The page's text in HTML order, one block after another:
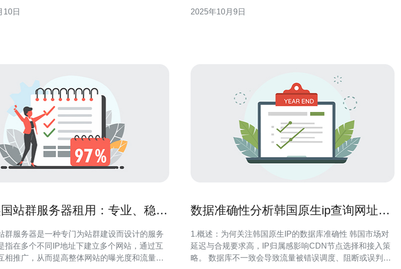
能并给出采购建议。 首先，选对服务器
10日
略。 优化服务器配置 提升网络安全性 改善用户体验 以下
2025年10月9日
站群服务器租用：专业、稳定
群服务器是一种专门为站群建设而设计的服务
指在多个不同IP地址下建立多个网站，通过互
相推广，从而提高整体网站的曝光度和流量。
数据准确性分析韩国原生ip查询网址对
1.概述：为何关注韩国原生IP的数据库准确性 韩国市场对
延迟与合规要求高，IP归属感影响CDN节点选择和接入策
略。 数据库不一致会导致流量被错误调度、阻断或误判为